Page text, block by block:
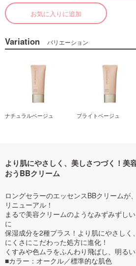
お気に入りに追加
Variation バリエーション
ナチュラルベージュ ブライトベージュ
より肌にやさしく、美しさつづく！美
おうBBクリーム
ロングセラーのエッセンスBBクリームが
リニューアル！
まるで美容クリームのようなみずみずし
に
保湿成分を2種プラス！より肌にやさしく
にくさにこだわった処方に進化！
くすみや色ムラをふんわり飛ばし、明る
■カラー：オークル／標準的な肌色